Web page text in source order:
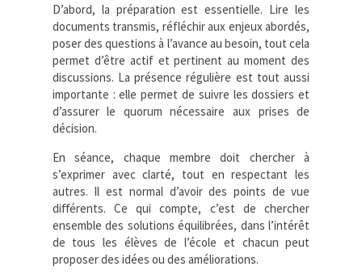
D’abord, la préparation est essentielle. Lire les
documents transmis, réfléchir aux enjeux abordés,
poser desquestions à l’avance au besoin, tout cela
permet d’être actif et pertinent au moment des
discussions. La présence régulière est tout aussi
importante : elle permet de suivre les dossiers et
d’assurer le quorum nécessaire aux prises de
décision.
En séance, chaque membre doit chercher à
s’exprimer avec clarté, tout en respectant les
autres. Il est normal d’avoir des points de vue
diﬀérents. Ce qui compte, c’est de chercher
ensemble des solutions équilibrées, dansl’intérêt
de tous les élèves de l’école et chacun peut
proposer des idées ou des améliorations.